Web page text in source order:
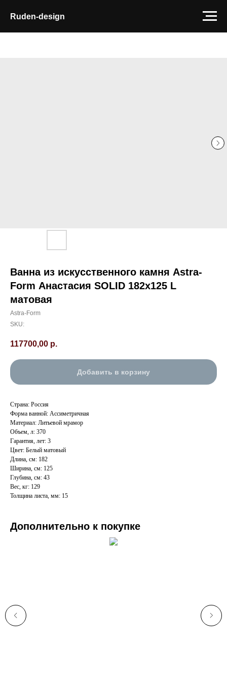
Ruden-design
Ванна из искусственного камня Astra-
Form Анастасия SOLID 182x125 L
матовая
Astra-Form
SKU:
117700,00 р.
Добавить в корзину
Страна: Россия
Форма ванной: Ассиметричная
Материал: Литьевой мрамор
Объем, л: 370
Гарантия, лет: 3
Цвет: Белый матовый
Длина, см: 182
Ширина, см: 125
Глубина, см: 43
Вес, кг: 129
Толщина листа, мм: 15
Дополнительно к покупке